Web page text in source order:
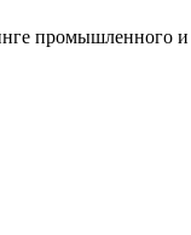
промышленного и